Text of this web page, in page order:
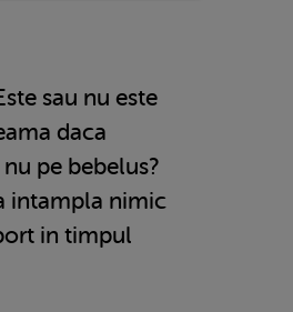
sau nu este
daca
pe bebelus?
intampla nimic
in timpul